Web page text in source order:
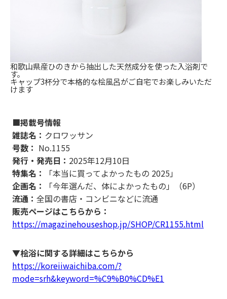
和歌山県産ひのきから抽出した天然成分を使った入浴剤で
す。
キャップ3杯分で本格的な桧風呂がご自宅でお楽しみいただ
けます
■掲載号情報
雑誌名： クロワッサン
号数： No.1155
発行・発売日： 2025年12月10日
特集名：
「本当に買ってよかったもの 2025」
企画名：
「今年選んだ、体によかったもの」（6P）
流通： 全国の書店・コンビニなどに流通
販売ページはこちらから：
https://magazinehouseshop.jp/SHOP/CR1155.html
▼桧浴に関する詳細はこちらから
https://koreiiwaichiba.com/?
mode=srh&keyword=%C9%B0%CD%E1